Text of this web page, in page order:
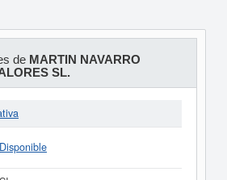
de MARTIN NAVARRO
SL.
Disponible